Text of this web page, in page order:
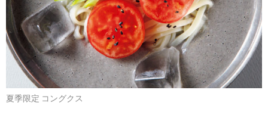
夏季限定 コングクス